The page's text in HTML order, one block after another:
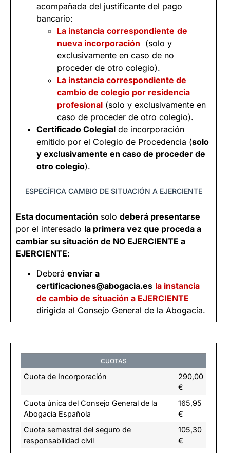
acompañada del justificante del pago
bancario:
La instancia correspondiente de
nueva incorporación (solo y
exclusivamente en caso de no
proceder de otro colegio).
La instancia correspondiente de
cambio de colegio por residencia
profesional (solo y exclusivamente en
caso de proceder de otro colegio).
Certificado Colegial de incorporación
emitido por el Colegio de Procedencia (solo
y exclusivamente en caso de proceder de
otro colegio).
ESPECÍFICA CAMBIO DE SITUACIÓN A EJERCIENTE
Esta documentación solo deberá presentarse
por el interesado la primera vez que proceda a
cambiar su situación de NO EJERCIENTE a
EJERCIENTE:
Deberá enviar a
certificaciones@abogacia.es la instancia
de cambio de situación a EJERCIENTE
dirigida al Consejo General de la Abogacía.
CUOTAS
Cuota de Incorporación
290,00
€
Cuota única del Consejo General de la
Abogacía Española
165,95
€
Cuota semestral del seguro de
responsabilidad civil
105,30
€